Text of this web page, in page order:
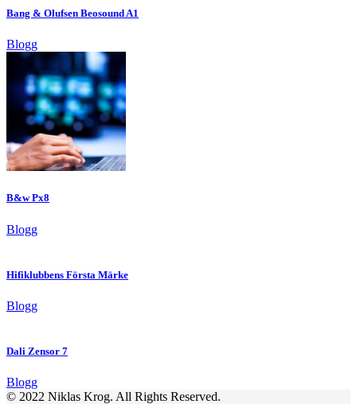
Bang & Olufsen Beosound A1
Blogg
B&w Px8
Blogg
Hifiklubbens Första Märke
Blogg
Dali Zensor 7
Blogg
© 2022 Niklas Krog. All Rights Reserved.